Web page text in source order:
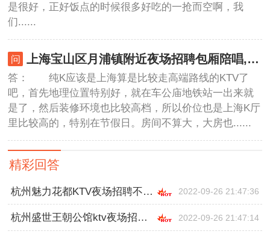
是很好，正好饭点的时候很多好吃的一抢而空啊，我
们......
上海宝山区月浦镇附近夜场招聘包厢陪唱,是当天上班当天发薪吗？
答： 纯K应该是上海算是比较走高端路线的KTV了
吧，首先地理位置特别好，就在车公庙地铁站一出来就
是了，然后装修环境也比较高档，所以价位也是上海K厅
里比较高的，特别在节假日。房间不算大，大房也......
精彩回答
杭州魅力花都KTV夜场招聘不是拿小费的,跟领队还是直招 2022-09-26 21:47:36
杭州盛世王朝公馆ktv夜场招聘小费,工作好做吗 2022-09-26 21:47:14